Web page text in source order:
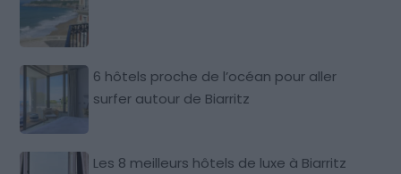
6 hôtels proche de l’océan pour aller
surfer autour de Biarritz
Les 8 meilleurs hôtels de luxe à Biarritz